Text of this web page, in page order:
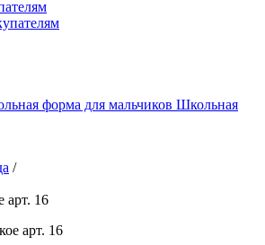
форма для мальчиков Школьная
/
арт. 16